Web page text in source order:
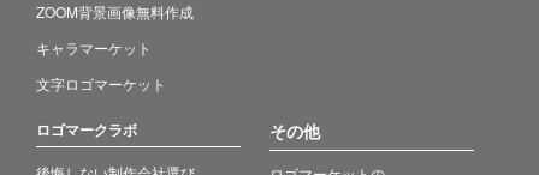
ZOOM背景画像無料作成
キャラマーケット
文字ロゴマーケット
ロゴマークラボ その他